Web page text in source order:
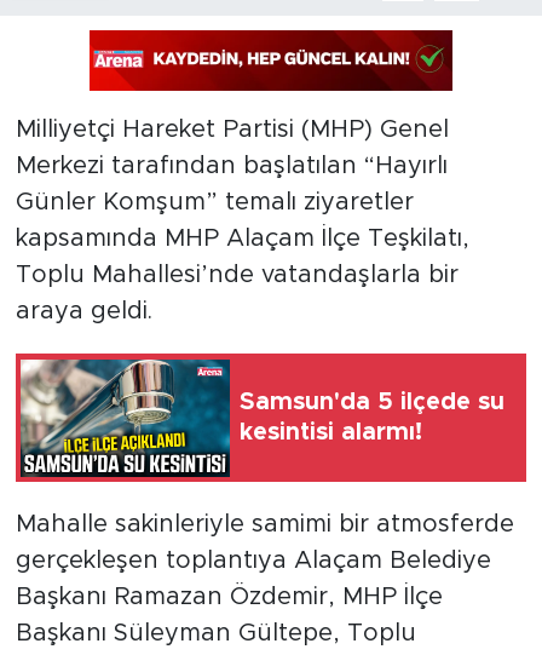
Milliyetçi Hareket Partisi (MHP) Genel
Merkezi tarafından başlatılan “Hayırlı
Günler Komşum” temalı ziyaretler
kapsamında MHP Alaçam İlçe Teşkilatı,
Toplu Mahallesi’nde vatandaşlarla bir
araya geldi.
Samsun'da 5 ilçede su
kesintisi alarmı!
Mahalle sakinleriyle samimi bir atmosferde
gerçekleşen toplantıya Alaçam Belediye
Başkanı Ramazan Özdemir, MHP İlçe
Başkanı Süleyman Gültepe, Toplu